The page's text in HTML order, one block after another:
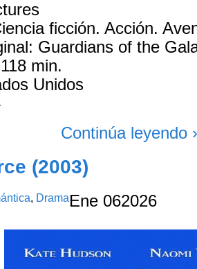
ficción. Acción.
Guardians of the
min.
Unidos
Continúa leyendo
(2003)
, Drama Ene 062026